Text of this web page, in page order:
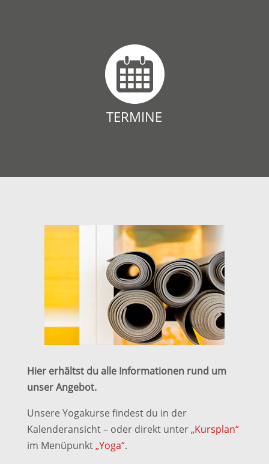
TERMINE
Hier erhältst du alle Informationen rund um
unser Angebot.
Unsere Yogakurse findest du in der
Kalenderansicht – oder direkt unter„Kursplan“
im Menüpunkt„Yoga“.